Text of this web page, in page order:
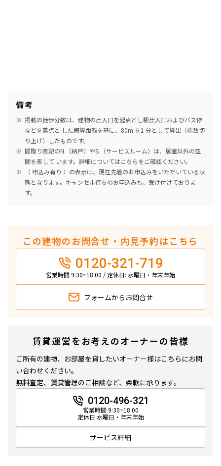
備考
掲載の徒歩分数は、建物の出入口を起点とし駅出入口およびバス停
などを着点と した概算距離を基に、80m を1 分として算出（端数切
り上げ）したものです。
間取り表記のN （納戸）やS （サービスルーム）は、居室以外の空
間を表して います。詳細についてはこちらをご確認ください。
（ 申込み有り ）の表示は、現在先着のお申込みをいただいている状
態となります。キャンセル待ちのお申込みも、受け付けておりま
す。
この建物のお問合せ・内見予約はこちら
0120-321-719
営業時間 9:30~18:00 / 定休日: 水曜日・年末年始
フォームから お問合せ
賃貸運営をお考えのオーナーの皆様
ご所有の建物、お部屋を貸したいオーナー様はこちらにお問
い合わせください。
無料査定、賃貸管理のご相談など、柔軟に承ります。
0120-496-321
営業時間 9:30~18:00
定休日 水曜日・年末年始
サービス詳細